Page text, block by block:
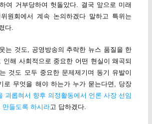
여 거부당하여 헛돌았다. 결국 앞으로 미래
위원회에서 계속 논의하겠다 말하고 특위는
다.
는 것도, 공영방송의 추락한 뉴스 품질을 한
인해 사회적으로 중요한 어떤 현실이 왜곡되
것도 모두 중요한 문제제기며 동기 유발이
로 무엇을 해야 하는가 누가 묻는다면, 당장
괴롭혀서 향후 의정활동에서 언론 사장 선임
만들도록 하시라고 답하겠다.